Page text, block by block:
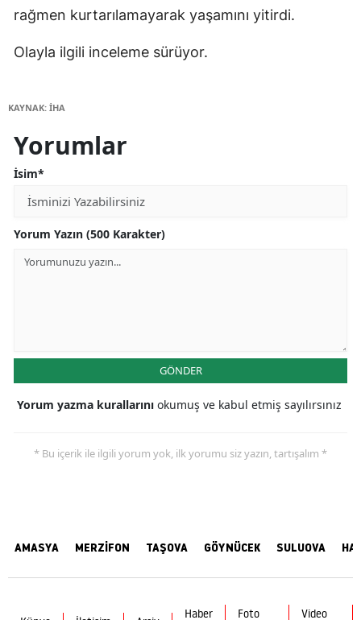
rağmen kurtarılamayarak yaşamını yitirdi.
Olayla ilgili inceleme sürüyor.
KAYNAK: İHA
Yorumlar
İsim*
Yorum Yazın (500 Karakter)
GÖNDER
Yorum yazma kurallarını okumuş ve kabul etmiş sayılırsınız
* Bu içerik ile ilgili yorum yok, ilk yorumu siz yazın, tartışalım *
AMASYA MERZİFON TAŞOVA GÖYNÜCEK SULUOVA
Haber Foto Video